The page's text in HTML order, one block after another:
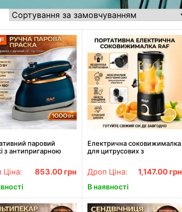
паровий
з антипригарною
Ціна: 853.00 грн
Електрична соковижималка
для цитрусових з
45W
Дроп Ціна: 1,147.00 грн
В наявності